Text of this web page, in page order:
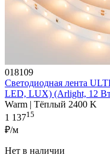
018109
Светодиодная лента
LED, LUX) (Arlight, 12
Warm | Тёплый 2400 K
1 13715
₽/м
Нет в наличии